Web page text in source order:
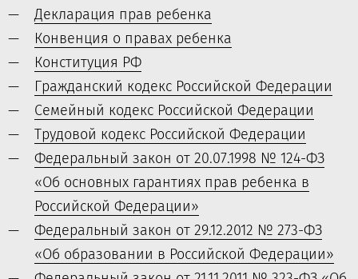
Декларация прав ребенка
Конвенция о правах ребенка
Конституция РФ
Гражданский кодекс Российской Федерации
Семейный кодекс Российской Федерации
Трудовой кодекс Российской Федерации
Федеральный закон от 20.07.1998 № 124-ФЗ
«Об основных гарантиях прав ребенка в
Российской Федерации»
Федеральный закон от 29.12.2012 № 273-ФЗ
«Об образовании в Российской Федерации»